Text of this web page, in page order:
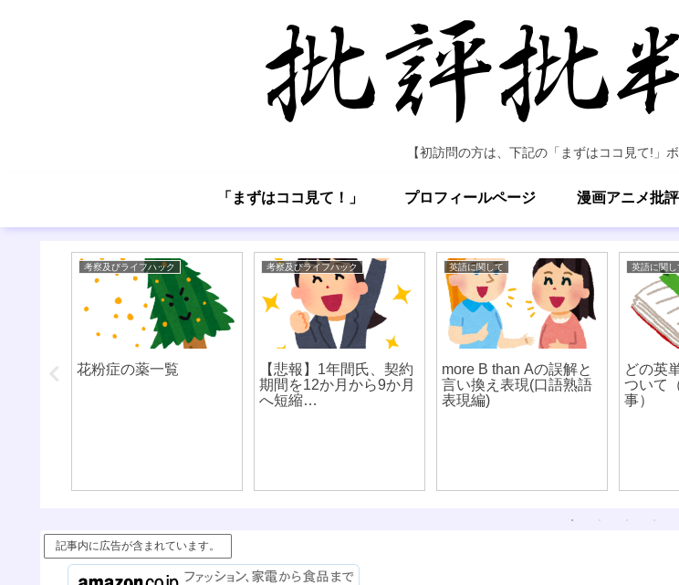
【初訪問の方は、下記の「まずはココ見て!」
「まずはココ見て！」 プロフィールページ 漫画アニメ批
を取る
考察及びライフハック
花粉症の薬一覧
考察及びライフハック
【悲報】1年間氏、契約
期間を12か月から9か月
へ短縮…
英語に関して
more B than Aの誤解と
言い換え表現(口語熟語
表現編)
英語に関し
どの英
ついて
事）
記事内に広告が含まれています。